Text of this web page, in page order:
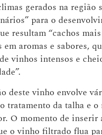
gerados na região
para o
resultam “cachos
em aromas e sabores,
vinhos intensos e
deste vinho envolve
tratamento da talha e o
O momento de inserir
o vinho filtrado flua